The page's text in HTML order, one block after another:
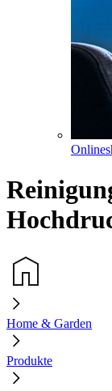
Home & Garden
Produkte